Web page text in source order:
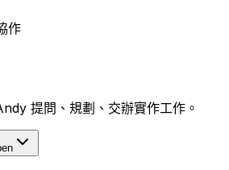
作
提問、規劃、交辦實作工作。